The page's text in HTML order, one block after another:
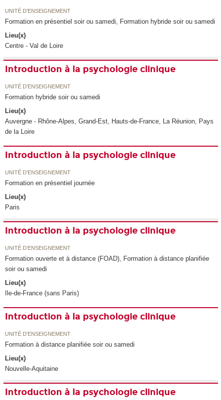
UNITÉ D’ENSEIGNEMENT
Formation en présentiel soir ou samedi, Formation hybride soir ou samedi
Lieu(x)
Centre - Val de Loire
Introduction à la psychologie clinique
UNITÉ D’ENSEIGNEMENT
Formation hybride soir ou samedi
Lieu(x)
Auvergne - Rhône-Alpes, Grand-Est, Hauts-de-France, La Réunion, Pays
de la Loire
Introduction à la psychologie clinique
UNITÉ D’ENSEIGNEMENT
Formation en présentiel journée
Lieu(x)
Paris
Introduction à la psychologie clinique
UNITÉ D’ENSEIGNEMENT
Formation ouverte et à distance (FOAD), Formation à distance planifiée
soir ou samedi
Lieu(x)
Ile-de-France (sans Paris)
Introduction à la psychologie clinique
UNITÉ D’ENSEIGNEMENT
Formation à distance planifiée soir ou samedi
Lieu(x)
Nouvelle-Aquitaine
Introduction à la psychologie clinique